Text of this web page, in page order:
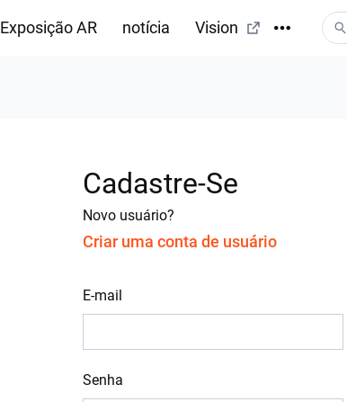
Exposição AR notícia Vision
Cadastre-Se
Novo usuário?
Criar uma conta de usuário
E-mail
Senha